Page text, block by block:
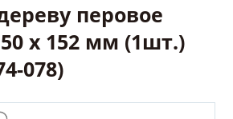
перовое
х 152 мм (1шт.)
078)